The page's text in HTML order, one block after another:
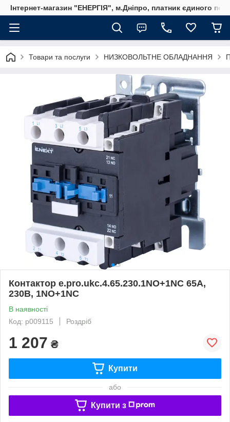
Інтернет-магазин "ЕНЕРГІЯ", м.Дніпро, платник єдиного
Товари та послуги НИЗКОВОЛЬТНЕ ОБЛАДНАННЯ
Контактор e.pro.ukc.4.65.230.1NO+1NC 65А,
230В, 1NO+1NC
В наявності
Код: p009115
Роздріб
1 207 ₴
Купити
або
Купити з